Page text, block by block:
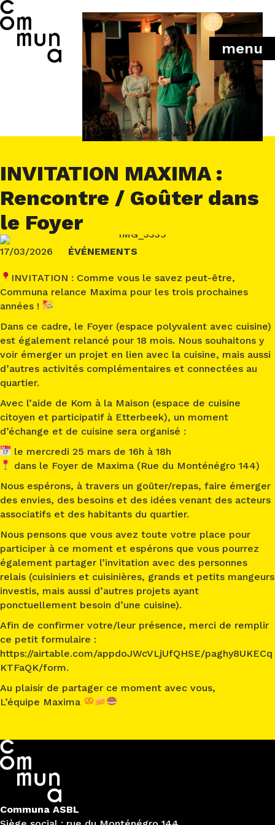
menu
INVITATION MAXIMA :
Rencontre / Goûter dans
le Foyer
17/03/2026 ÉVÉNEMENTS
INVITATION : Comme vous le savez peut-être,
Communa relance Maxima pour les trois prochaines
années !
Dans ce cadre, le Foyer (espace polyvalent avec cuisine)
est également relancé pour 18 mois. Nous souhaitons y
voir émerger un projet en lien avec la cuisine, mais aussi
d’autres activités complémentaires et connectées au
quartier.
Avec l’aide de Kom à la Maison (espace de cuisine
citoyen et participatif à Etterbeek), un moment
d’échange et de cuisine sera organisé :
le mercredi 25 mars de 16h à 18h
dans le Foyer de Maxima (Rue du Monténégro 144)
Nous espérons, à travers un goûter/repas, faire émerger
des envies, des besoins et des idées venant des acteurs
associatifs et des habitants du quartier.
Nous pensons que vous avez toute votre place pour
participer à ce moment et espérons que vous pourrez
également partager l’invitation avec des personnes
relais (cuisiniers et cuisinières, grands et petits mangeurs
investis, mais aussi d’autres projets ayant
ponctuellement besoin d’une cuisine).
Afin de confirmer votre/leur présence, merci de remplir
ce petit formulaire :
https://airtable.com/appdoJWcVLjUfQHSE/paghy8UKECq
KTFaQK/form.
Au plaisir de partager ce moment avec vous,
L’équipe Maxima
Communa ASBL